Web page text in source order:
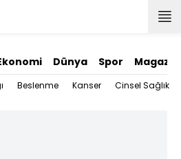
Dünya Spor Magazin
Beslenme Kanser Cinsel Sağlık